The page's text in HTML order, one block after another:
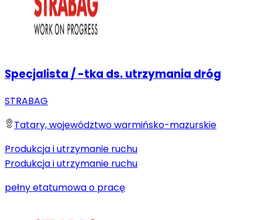
Specjalista / -tka ds. utrzymania dróg
STRABAG
Tatary, województwo warmińsko-mazurskie
Produkcja i utrzymanie ruchu
Produkcja i utrzymanie ruchu
pełny etatumowa o pracę